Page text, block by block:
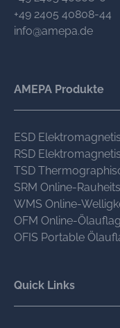
+49 2405 40808-44
info@amepa.de
AMEPA Produkte
ESD
RSD
TSD
SRM Online-
WMS Online-
OFM Online-
OFIS Portable
Quick Links